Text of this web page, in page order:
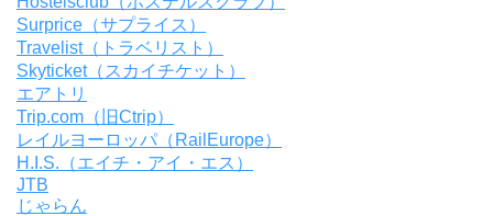
Surprice（サプライス）
Travelist（トラベリスト）
Skyticket（スカイチケット）
エアトリ
Trip.com（旧Ctrip）
レイルヨーロッパ（RailEurope）
H.I.S.（エイチ・アイ・エス）
JTB
じゃらん